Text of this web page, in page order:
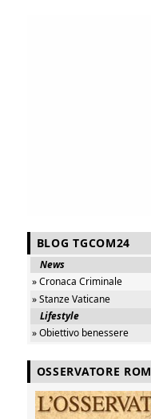
BLOG TGCOM24
News
» Cronaca Criminale
» Stanze Vaticane
Lifestyle
» Obiettivo benessere
OSSERVATORE